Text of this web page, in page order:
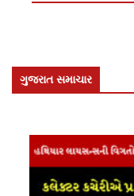
ગુજરાત સમાચાર